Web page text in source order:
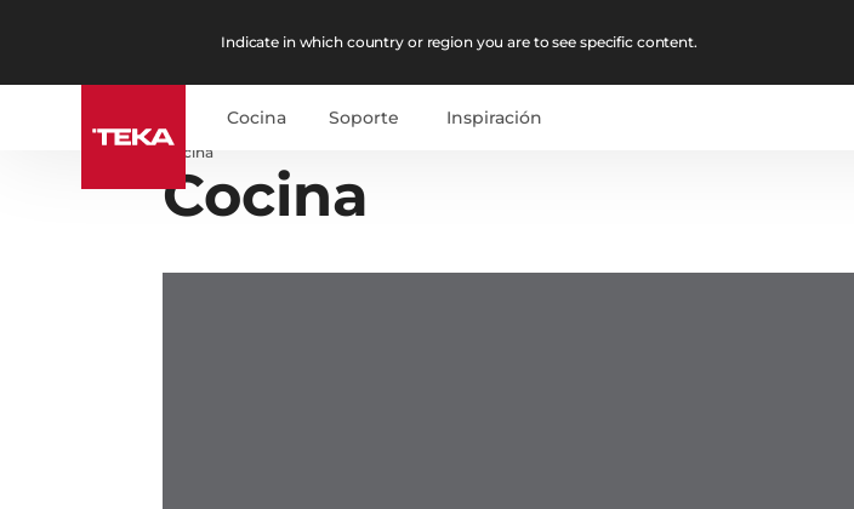
Indicate in which country or region you are to see specific content.
Cocina Soporte Inspiración
Cocina
Cocina